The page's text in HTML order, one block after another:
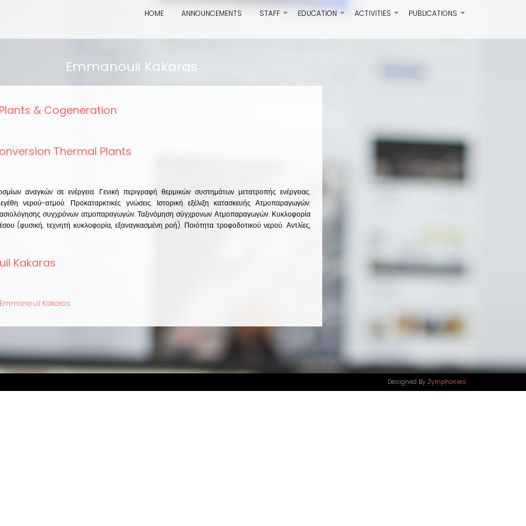
HOME ANNOUNCEMENTS +
STAFF +
EDUCATION +
ACTIVITIES +
PUBLICATIONS
Emmanouil Kakaras
& Cogeneration
Thermal Plants
αναγκών σε ενέργεια. Γενική περιγραφή θερμικών συστημάτων μετατροπής ενέργειας.
νερού-ατμού. Προκαταρκτικές γνώσεις. Ιστορική εξέλιξη κατασκευής Ατμοπαραγωγών.
συγχρόνων ατμοπαραγωγών. Ταξινόμηση σύγχρονων Ατμοπαραγωγών. Κυκλοφορία
(φυσική, τεχνητή κυκλοφορία, εξαναγκασμένη ροή). Ποιότητα τροφοδοτικού νερού. Αντλίες,
Kakaras
Kakaras
Designed By Zymphonies